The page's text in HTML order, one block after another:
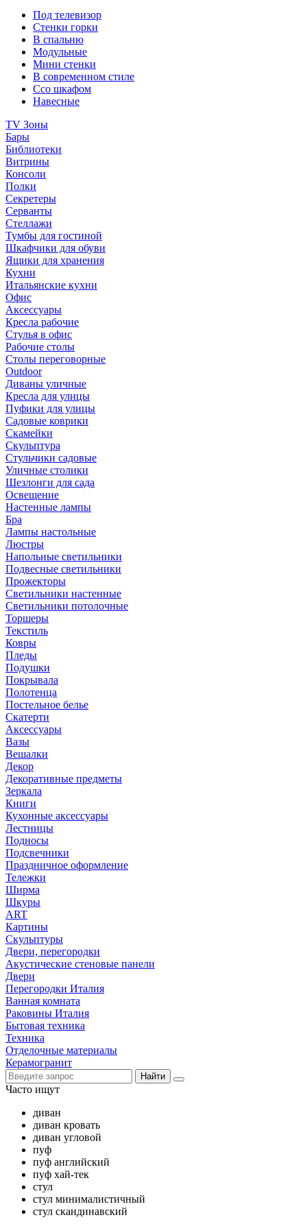
Под телевизор
Стенки горки
В спальню
Модульные
Мини стенки
В современном стиле
Ссо шкафом
Навесные
TV Зоны
Бары
Библиотеки
Витрины
Консоли
Полки
Секретеры
Серванты
Стеллажи
Тумбы для гостиной
Шкафчики для обуви
Ящики для хранения
Кухни
Итальянские кухни
Офис
Аксессуары
Кресла рабочие
Стулья в офис
Рабочие столы
Столы переговорные
Outdoor
Диваны уличные
Кресла для улицы
Пуфики для улицы
Садовые коврики
Скамейки
Скульптура
Стульчики садовые
Уличные столики
Шезлонги для сада
Освещение
Hастенные лампы
Бра
Лампы настольные
Люстры
Напольные светильники
Подвесные светильники
Прожекторы
Светильники настенные
Светильники потолочные
Торшеры
Текстиль
Ковры
Пледы
Подушки
Покрывала
Полотенца
Постельное белье
Скатерти
Аксессуары
Вазы
Вешалки
Декор
Декоративные предметы
Зеркала
Книги
Кухонные аксессуары
Лестницы
Подносы
Подсвечники
Праздничное оформление
Тележки
Ширма
Шкуры
ART
Картины
Скульптуры
Двери, перегородки
Акустические стеновые панели
Двери
Перегородки Италия
Ванная комната
Раковины Италия
Бытовая техника
Техника
Отделочные материалы
Керамогранит
Найти
Часто ищут
диван
диван кровать
диван угловой
пуф
пуф английский
пуф хай-тек
стул
стул минималистичный
стул скандинавский